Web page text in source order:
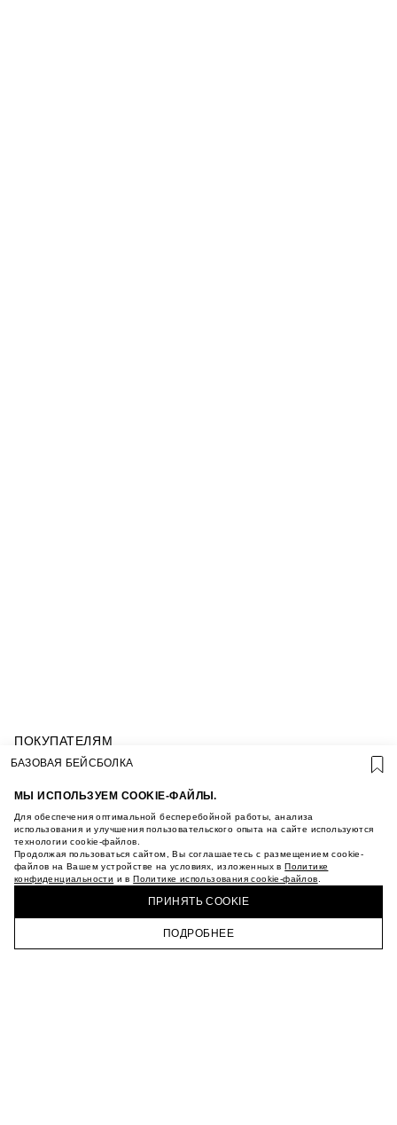
МЫ ИСПОЛЬЗУЕМ COOKIE-ФАЙЛЫ.
Для обеспечения оптимальной бесперебойной работы, анализа
использования и улучшения пользовательского опыта на сайте используются
технологии cookie-файлов.
Продолжая пользоваться сайтом, Вы соглашаетесь с размещением cookie-
файлов на Вашем устройстве на условиях, изложенных вПолитике
конфиденциальности и вПолитике использования cookie-файлов
ПРИНЯТЬ COOKIE
ПОДРОБНЕЕ
ГЛАВНАЯ КАТАЛОГ КОРЗИНА ПРОФИЛЬ
ПОКУПАТЕЛЯМ
УСЛОВИЯ ИСПОЛЬЗОВАНИЯ ПОДАРОЧНЫХ
ПОЛИТИКА КОНФИДЕНЦИАЛЬНОСТИ
ПОЛИТИКА COOKIE
УСЛОВИЯ ПОКУПКИ
О НАС
МАГАЗИНЫ
КАРЬЕРА
ТЕЛЕГРАМ
ПОДПИСАТЬСЯ НА НОВОСТИ
БАЗОВАЯ БЕЙСБОЛКА
КУПИТЬ + ПОЛУЧИТЬ В МАГАЗИНЕ MAAG